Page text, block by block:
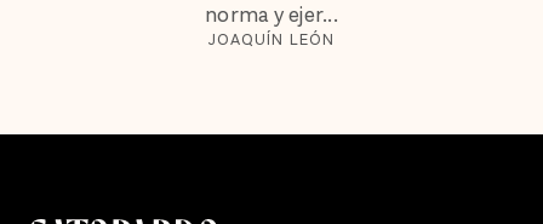
norma y ejer...
JOAQUÍN LEÓN